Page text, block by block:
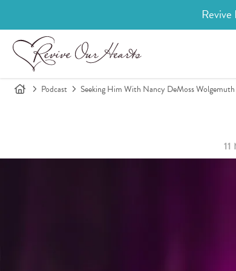
Podcast Seeking Him With Nancy DeMoss Wolgemuth
11